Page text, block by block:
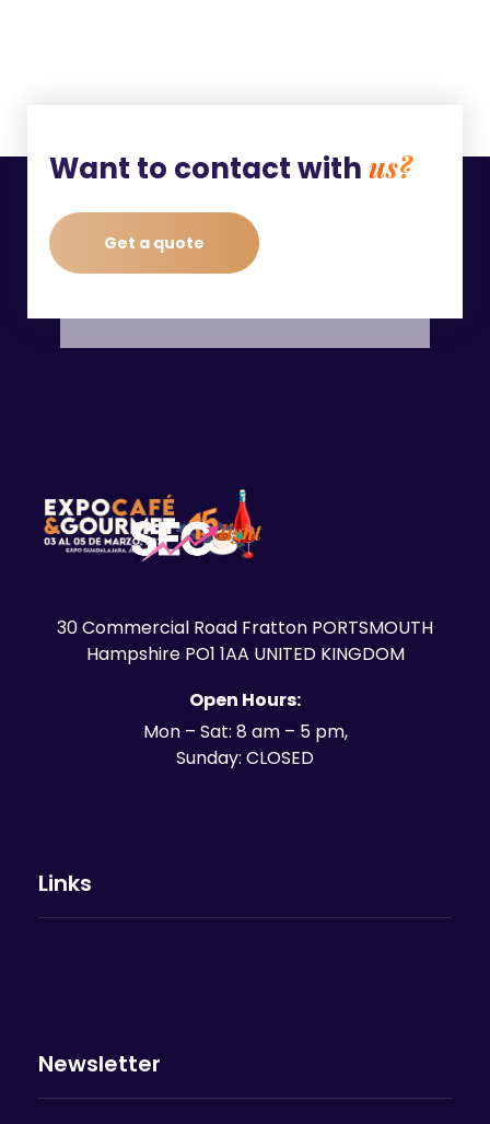
Want to contact with us?
Get a quote
30 Commercial Road Fratton PORTSMOUTH
Hampshire PO1 1AA UNITED KINGDOM
Open Hours:
Mon – Sat: 8 am – 5 pm,
Sunday: CLOSED
Links
Newsletter